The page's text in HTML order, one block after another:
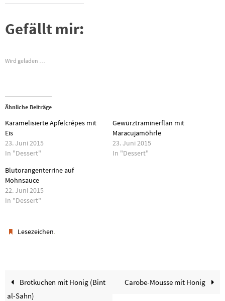
Gefällt mir:
Wird geladen …
Ähnliche Beiträge
Karamelisierte Apfelcrépes mit
Eis
23. Juni 2015
In "Dessert"
Gewürztraminerflan mit
Maracujamöhrle
23. Juni 2015
In "Dessert"
Blutorangenterrine auf
Mohnsauce
22. Juni 2015
In "Dessert"
Lesezeichen.
Brotkuchen mit Honig (Bint
al-Sahn)
Carobe-Mousse mit Honig